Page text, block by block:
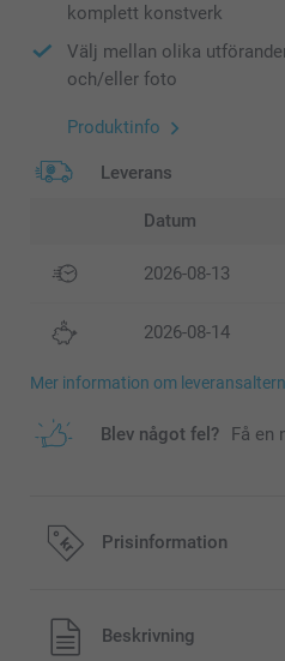
komplett konstverk
Välj mellan olika
och/eller foto
Produktinfo
Leverans
Datum
2026-08-13
2026-08-14
Mer information om
Blev något fel? Få en
Prisinformation
Alla priser är i svenska kronor
exklusive porto.
Beskrivning